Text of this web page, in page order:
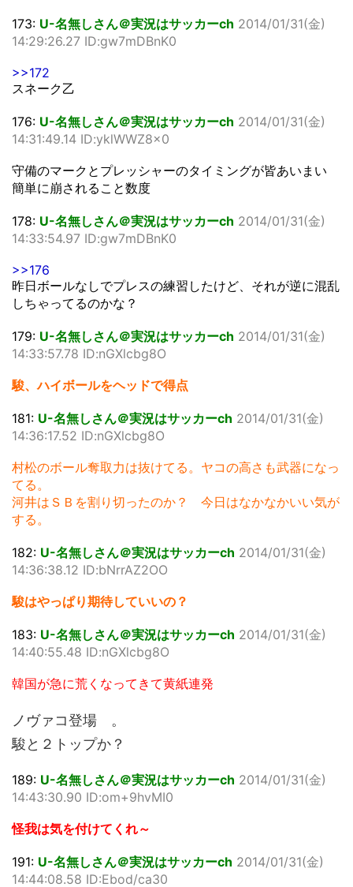
173: U-名無しさん＠実況はサッカーch 2014/01/31(金)
14:29:26.27 ID:gw7mDBnK0
>>172
スネーク乙
176: U-名無しさん＠実況はサッカーch 2014/01/31(金)
14:31:49.14 ID:yklWWZ8x0
守備のマークとプレッシャーのタイミングが皆あいまい
簡単に崩されること数度
178: U-名無しさん＠実況はサッカーch 2014/01/31(金)
14:33:54.97 ID:gw7mDBnK0
>>176
昨日ボールなしでプレスの練習したけど、それが逆に混乱
しちゃってるのかな？
179: U-名無しさん＠実況はサッカーch 2014/01/31(金)
14:33:57.78 ID:nGXlcbg8O
駿、ハイボールをヘッドで得点
181: U-名無しさん＠実況はサッカーch 2014/01/31(金)
14:36:17.52 ID:nGXlcbg8O
村松のボール奪取力は抜けてる。ヤコの高さも武器になっ
てる。
河井はＳＢを割り切ったのか？ 今日はなかなかいい気が
する。
182: U-名無しさん＠実況はサッカーch 2014/01/31(金)
14:36:38.12 ID:bNrrAZ2OO
駿はやっぱり期待していいの？
183: U-名無しさん＠実況はサッカーch 2014/01/31(金)
14:40:55.48 ID:nGXlcbg8O
韓国が急に荒くなってきて黄紙連発
ノヴァコ登場 。
駿と２トップか？
189: U-名無しさん＠実況はサッカーch 2014/01/31(金)
14:43:30.90 ID:om+9hvMI0
怪我は気を付けてくれ～
191: U-名無しさん＠実況はサッカーch 2014/01/31(金)
14:44:08.58 ID:Ebod/ca30